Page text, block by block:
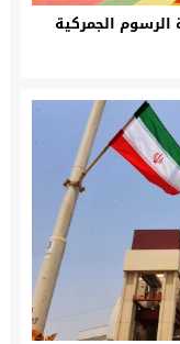
الرسوم الجمركية